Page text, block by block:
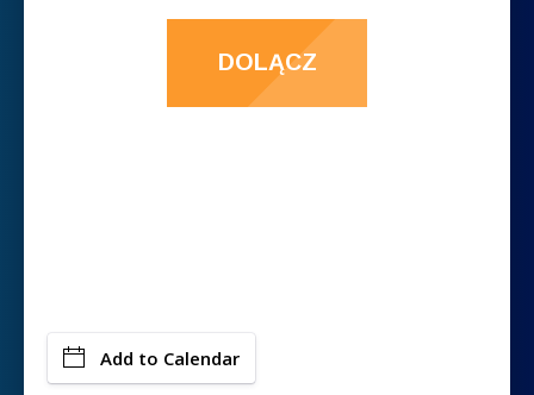
DOLĄCZ
Add to Calendar